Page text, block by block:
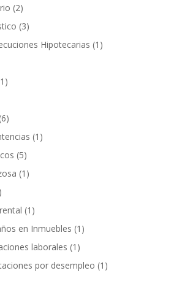
(2)
(3)
Hipotecarias (1)
(6)
(1)
(5)
(1)
(1)
en Inmuebles (1)
laborales (1)
por desempleo (1)